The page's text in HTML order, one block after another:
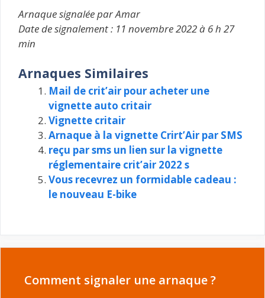
Arnaque signalée par Amar
Date de signalement : 11 novembre 2022 à 6 h 27
min
Arnaques Similaires
Mail de crit’air pour acheter une
vignette auto critair
Vignette critair
Arnaque à la vignette Crirt’Air par SMS
reçu par sms un lien sur la vignette
réglementaire crit’air 2022 s
Vous recevrez un formidable cadeau :
le nouveau E-bike
Comment signaler une arnaque ?